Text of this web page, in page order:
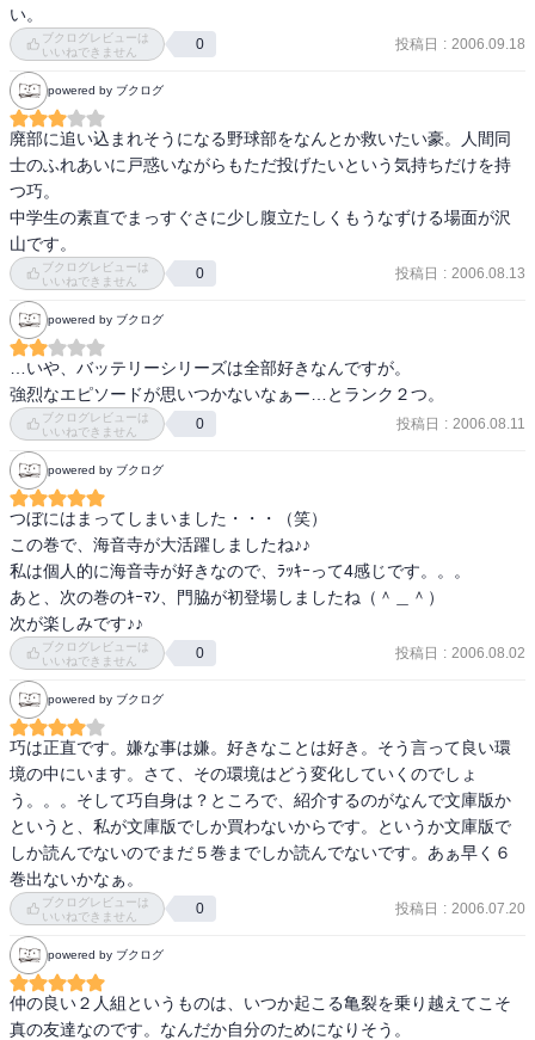
い。
ブクログレビューは
いいねできません
0 投稿日 : 2006.09.18
powered by ブクログ
廃部に追い込まれそうになる野球部をなんとか救いたい豪。人間同
士のふれあいに戸惑いながらもただ投げたいという気持ちだけを持
つ巧。
中学生の素直でまっすぐさに少し腹立たしくもうなずける場面が沢
山です。
ブクログレビューは
いいねできません
0 投稿日 : 2006.08.13
powered by ブクログ
…いや、バッテリーシリーズは全部好きなんですが。
強烈なエピソードが思いつかないなぁー…とランク２つ。
ブクログレビューは
いいねできません
0 投稿日 : 2006.08.11
powered by ブクログ
つぼにはまってしまいました・・・（笑）
この巻で、海音寺が大活躍しましたね♪♪
私は個人的に海音寺が好きなので、ﾗｯｷｰって4感じです。。。
あと、次の巻のｷｰﾏﾝ、門脇が初登場しましたね（＾＿＾）
次が楽しみです♪♪
ブクログレビューは
いいねできません
0 投稿日 : 2006.08.02
powered by ブクログ
巧は正直です。嫌な事は嫌。好きなことは好き。そう言って良い環
境の中にいます。さて、その環境はどう変化していくのでしょ
う。。。そして巧自身は？ところで、紹介するのがなんで文庫版か
というと、私が文庫版でしか買わないからです。というか文庫版で
しか読んでないのでまだ５巻までしか読んでないです。あぁ早く６
巻出ないかなぁ。
ブクログレビューは
いいねできません
0 投稿日 : 2006.07.20
powered by ブクログ
仲の良い２人組というものは、いつか起こる亀裂を乗り越えてこそ
真の友達なのです。なんだか自分のためになりそう。